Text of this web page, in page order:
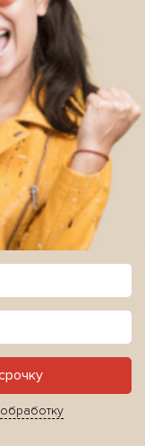
обработку